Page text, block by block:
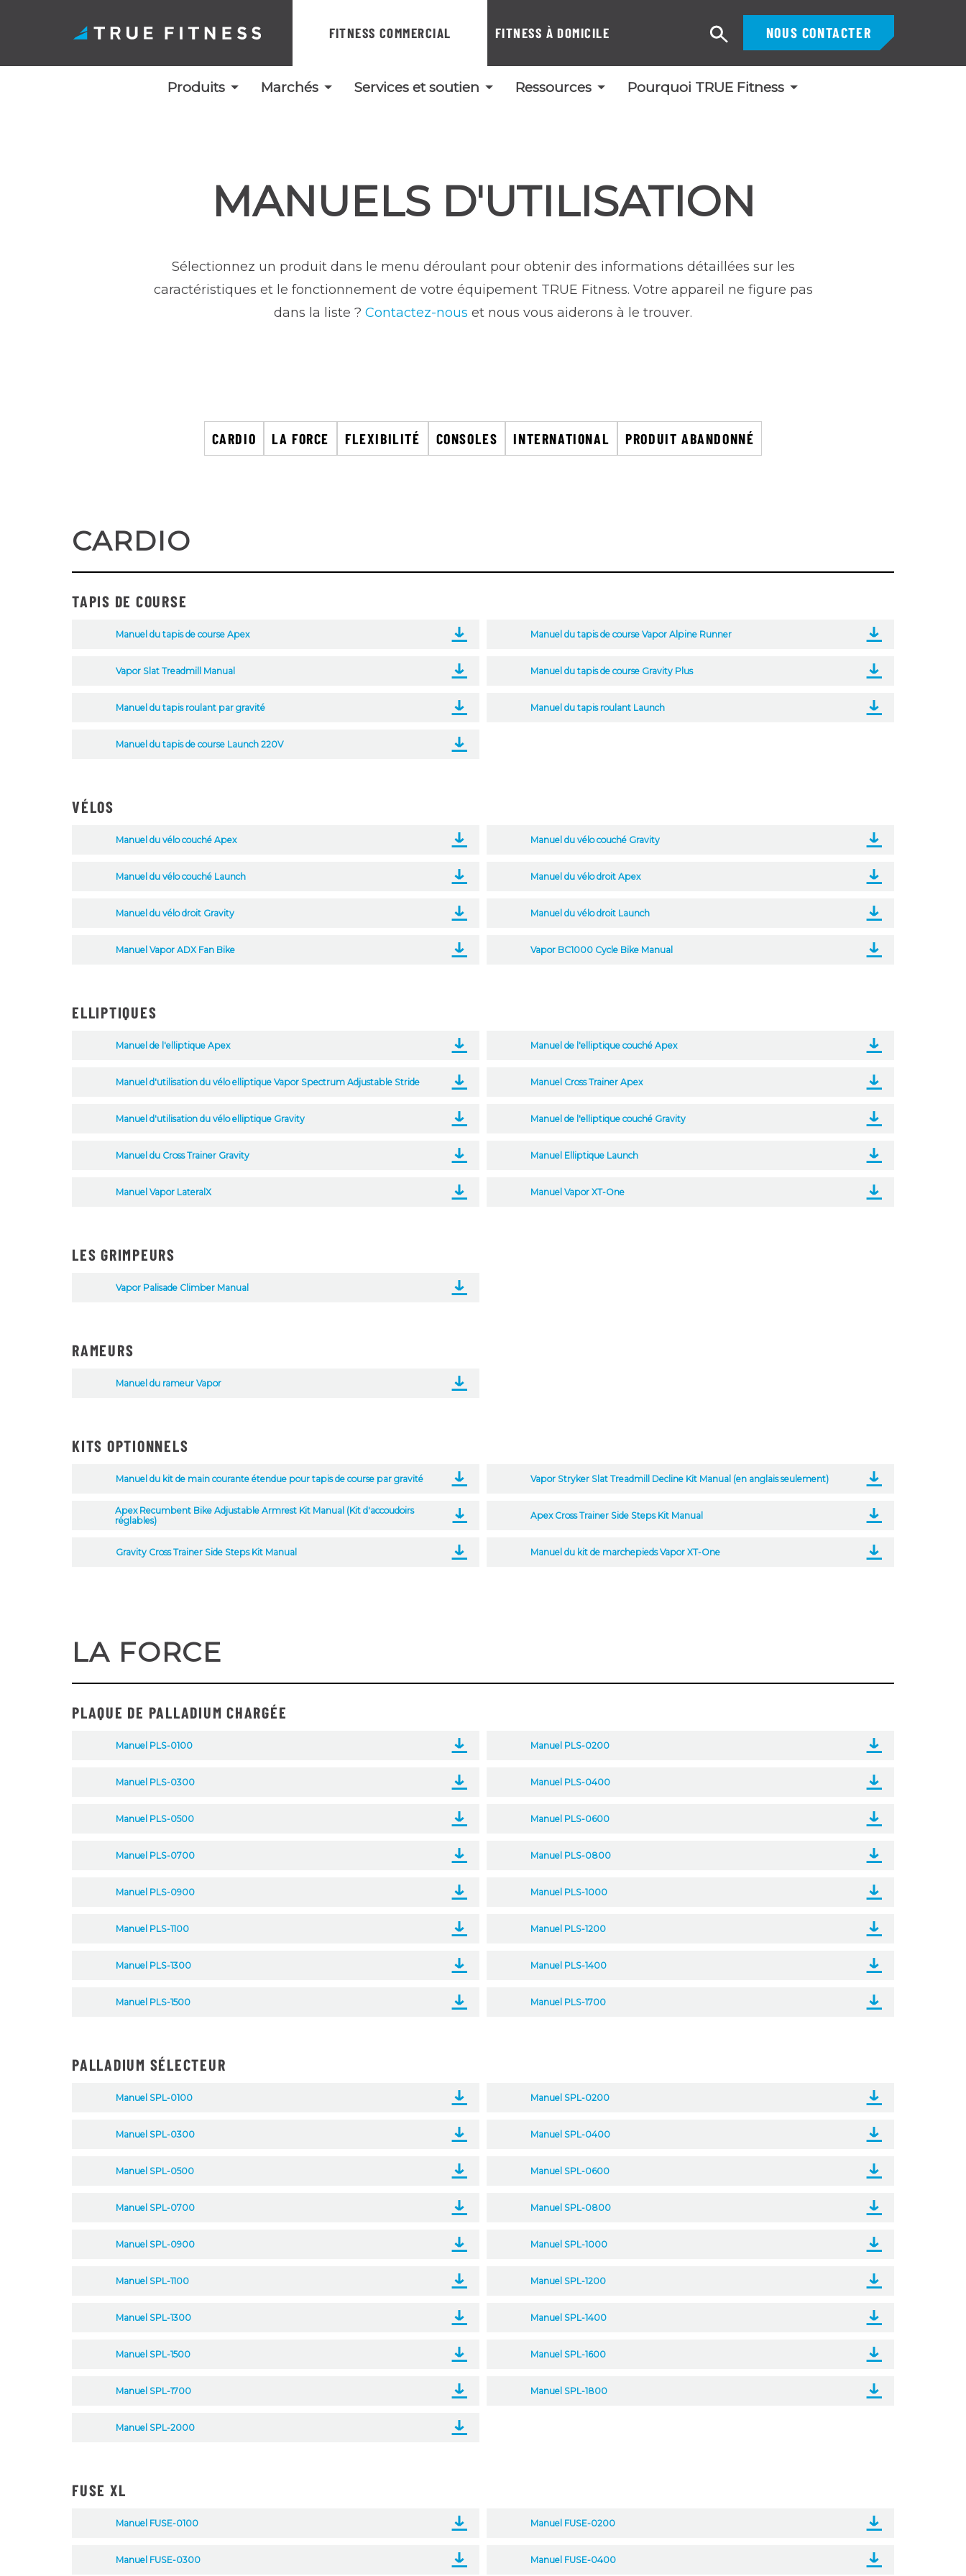
FITNESS COMMERCIAL FITNESS À DOMICILE
Produits Marchés Services et soutien Ressources Pourquoi TRUE Fitness
NOUS CONTACTER
Recherche
MANUELS D'UTILISATION
Sélectionnez un produit dans le menu déroulant pour obtenir des informations détaillées sur les
caractéristiques et le fonctionnement de votre équipement TRUE Fitness. Votre appareil ne figure pas
dans la liste ? Contactez-nous et nous vous aiderons à le trouver.
CARDIO LA FORCE FLEXIBILITÉ CONSOLES INTERNATIONAL PRODUIT ABANDONNÉ
CARDIO
TAPIS DE COURSE
Manuel du tapis de course Apex Manuel du tapis de course Vapor Alpine Runner
Vapor Slat Treadmill Manual Manuel du tapis de course Gravity Plus
Manuel du tapis roulant par gravité Manuel du tapis roulant Launch
Manuel du tapis de course Launch 220V
VÉLOS
Manuel du vélo couché Apex Manuel du vélo couché Gravity
Manuel du vélo couché Launch Manuel du vélo droit Apex
Manuel du vélo droit Gravity Manuel du vélo droit Launch
Manuel Vapor ADX Fan Bike Vapor BC1000 Cycle Bike Manual
ELLIPTIQUES
Manuel de l'elliptique Apex Manuel de l'elliptique couché Apex
Manuel d'utilisation du vélo elliptique Vapor Spectrum Adjustable Stride Manuel Cross Trainer Apex
Manuel d'utilisation du vélo elliptique Gravity Manuel de l'elliptique couché Gravity
Manuel du Cross Trainer Gravity Manuel Elliptique Launch
Manuel Vapor LateralX Manuel Vapor XT-One
LES GRIMPEURS
Vapor Palisade Climber Manual
RAMEURS
Manuel du rameur Vapor
KITS OPTIONNELS
Manuel du kit de main courante étendue pour tapis de course par gravité Vapor Stryker Slat Treadmill Decline Kit Manual (en anglais seulement)
Apex Recumbent Bike Adjustable Armrest Kit Manual (Kit d'accoudoirs
réglables)
Apex Cross Trainer Side Steps Kit Manual
Gravity Cross Trainer Side Steps Kit Manual Manuel du kit de marchepieds Vapor XT-One
LA FORCE
PLAQUE DE PALLADIUM CHARGÉE
Manuel PLS-0100 Manuel PLS-0200
Manuel PLS-0300 Manuel PLS-0400
Manuel PLS-0500 Manuel PLS-0600
Manuel PLS-0700 Manuel PLS-0800
Manuel PLS-0900 Manuel PLS-1000
Manuel PLS-1100 Manuel PLS-1200
Manuel PLS-1300 Manuel PLS-1400
Manuel PLS-1500 Manuel PLS-1700
PALLADIUM SÉLECTEUR
Manuel SPL-0100 Manuel SPL-0200
Manuel SPL-0300 Manuel SPL-0400
Manuel SPL-0500 Manuel SPL-0600
Manuel SPL-0700 Manuel SPL-0800
Manuel SPL-0900 Manuel SPL-1000
Manuel SPL-1100 Manuel SPL-1200
Manuel SPL-1300 Manuel SPL-1400
Manuel SPL-1500 Manuel SPL-1600
Manuel SPL-1700 Manuel SPL-1800
Manuel SPL-2000
FUSE XL
Manuel FUSE-0100 Manuel FUSE-0200
Manuel FUSE-0300 Manuel FUSE-0400